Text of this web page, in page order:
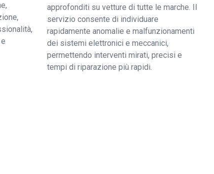
approfonditi su vetture di tutte le marche. Il
servizio consente di individuare
rapidamente anomalie e malfunzionamenti
dei sistemi elettronici e meccanici,
permettendo interventi mirati, precisi e
tempi di riparazione più rapidi.